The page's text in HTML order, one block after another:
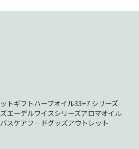
トギフトハーブオイル33+7 シリーズ
エーデルワイスシリーズアロマオイル
バスケアフードグッズアウトレット